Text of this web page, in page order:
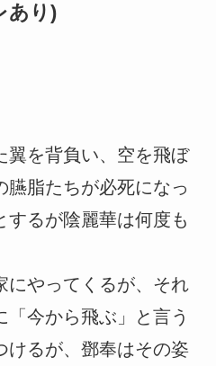
あり)
翼を背負い、空を飛ぼ
臙脂たちが必死になっ
するが陰麗華は何度も
にやってくるが、それ
「今から飛ぶ」と言う
けるが、鄧奉はその姿